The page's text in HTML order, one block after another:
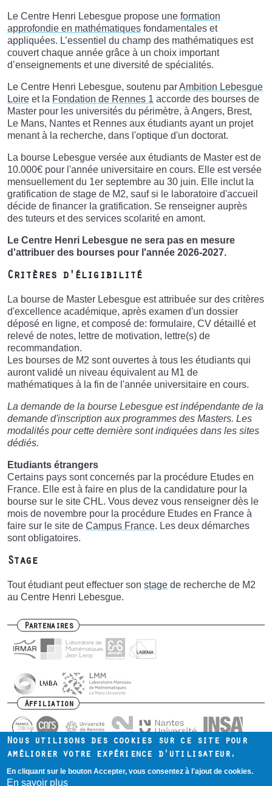
Le Centre Henri Lebesgue propose une formation
approfondie en mathématiques fondamentales et
appliquées. L’essentiel du champ des mathématiques est
couvert chaque année grâce à un choix important
d’enseignements et une diversité de spécialités.
Le Centre Henri Lebesgue, soutenu parAmbition Lebesgue
Loire et la Fondation de Rennes 1 accorde des bourses de
Master pour les universités du périmètre, à Angers, Brest,
Le Mans, Nantes et Rennes aux étudiants ayant un projet
menant à la recherche, dans l'optique d'un doctorat.
La bourse Lebesgue versée aux étudiants de Master est de
10.000€ pour l'année universitaire en cours. Elle est versée
mensuellement du 1er septembre au 30 juin. Elle inclut la
gratification de stage de M2, sauf si le laboratoire d'accueil
décide de financer la gratification. Se renseigner auprès
des tuteurs et des services scolarité en amont.
Le Centre Henri Lebesgue ne sera pas en mesure
d'attribuer des bourses pour l'année 2026-2027.
Critères d'éligibilité
La bourse de Master Lebesgue est attribuée sur des critères
d'excellence académique, après examen d'un dossier
déposé en ligne, et composé de: formulaire, CV détaillé et
relevé de notes, lettre de motivation, lettre(s) de
recommandation.
Les bourses de M2 sont ouvertes à tous les étudiants qui
auront validé un niveau équivalent au M1 de
mathématiques à la fin de l'année universitaire en cours.
La demande de la bourse Lebesgue est indépendante de la
demande d'inscription aux programmes des Masters. Les
modalités pour cette dernière sont indiquées dans les sites
dédiés.
Etudiants étrangers
Certains pays sont concernés par la procédure Etudes en
France. Elle est à faire en plus de la candidature pour la
bourse sur le site CHL. Vous devez vous renseigner dès le
mois de novembre pour la procédure Etudes en France à
faire sur le site de Campus France. Les deux démarches
sont obligatoires.
Stage
Tout étudiant peut effectuer son stage de recherche de M2
au Centre Henri Lebesgue.
Partenaires
Affiliation
Contact Intranet
Nous utilisons des cookies sur ce site pour
améliorer votre expérience d'utilisateur.
En cliquant sur le bouton Accepter, vous consentez à l'ajout de cookies.
En savoir plus